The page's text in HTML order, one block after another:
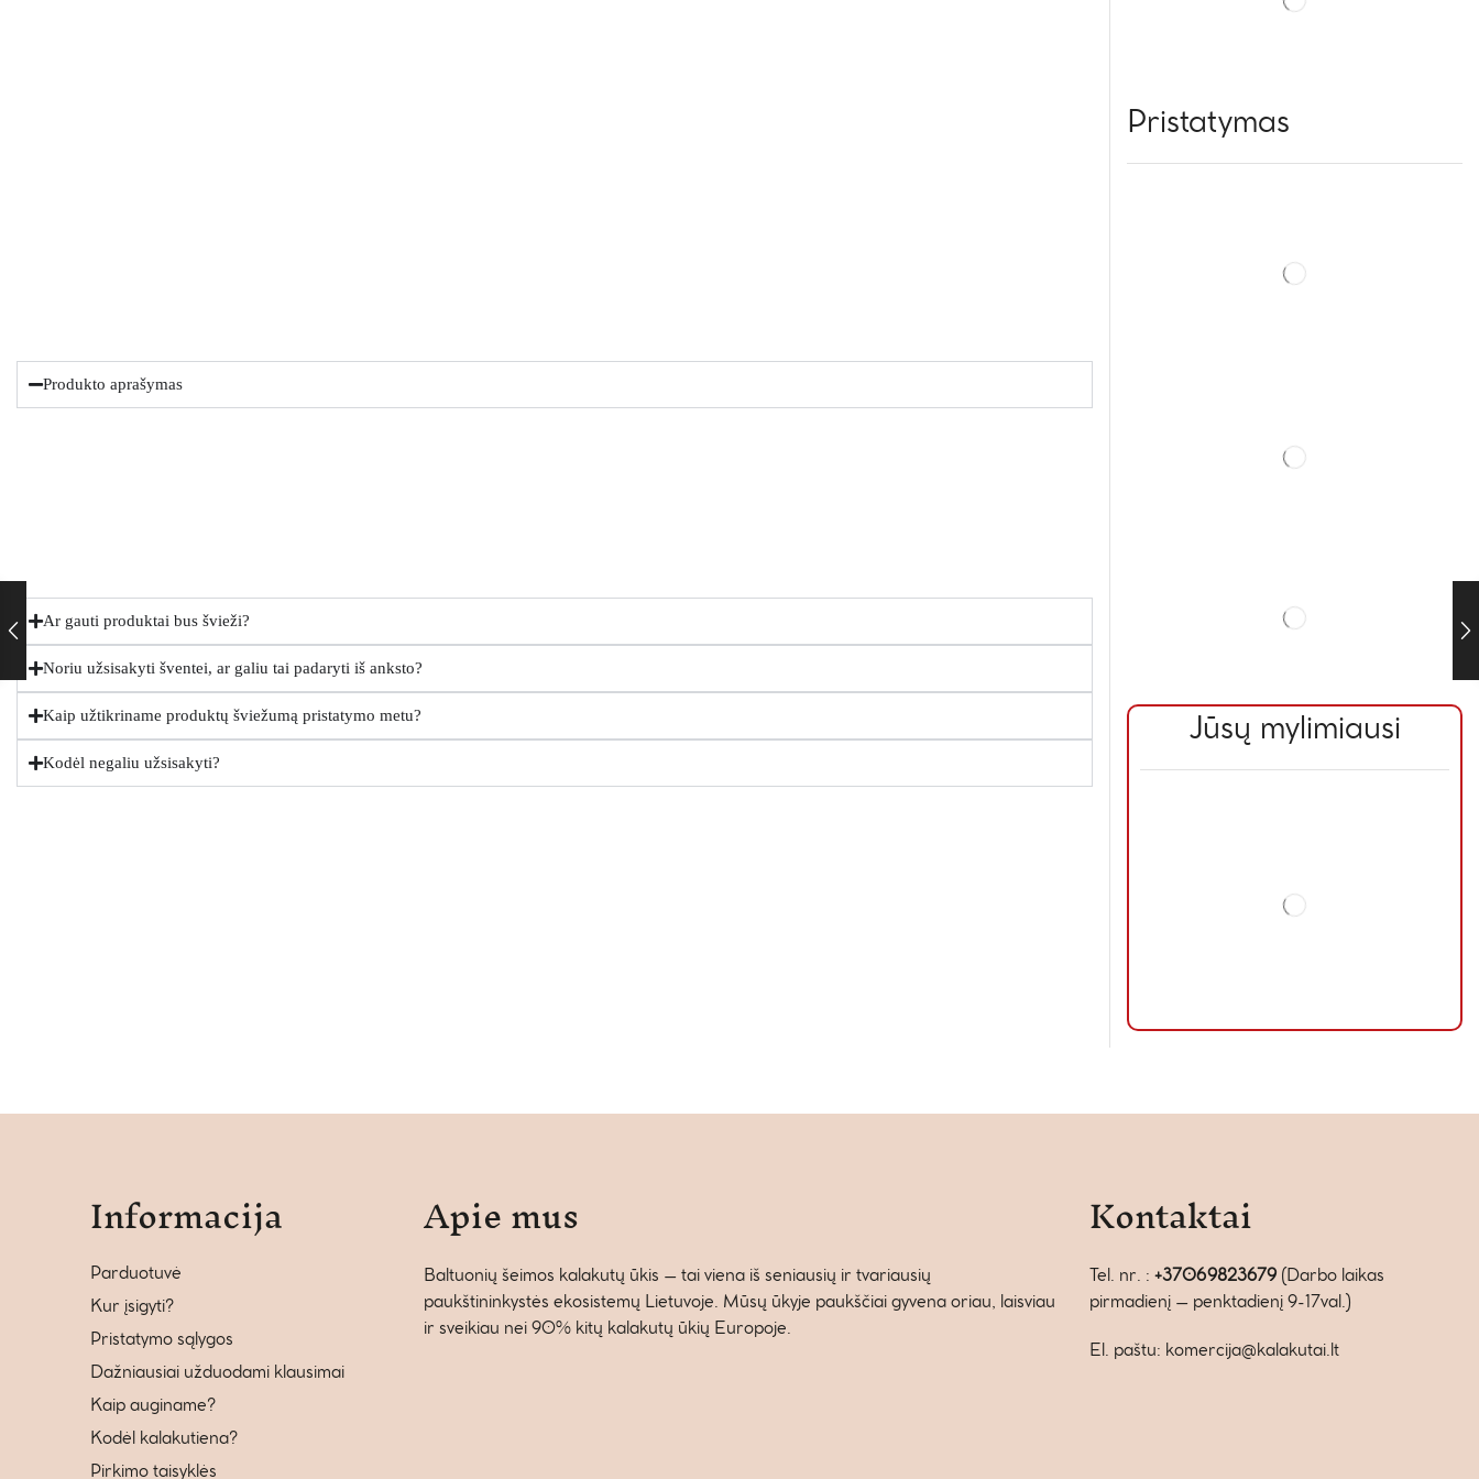
Produkto aprašymas
Ar gauti produktai bus švieži?
Noriu užsisakyti šventei, ar galiu tai padaryti iš anksto?
Kaip užtikriname produktų šviežumą pristatymo metu?
Kodėl negaliu užsisakyti?
Pristatymas
Jūsų mylimiausi
Informacija
Parduotuvė
Kur įsigyti?
Pristatymo sąlygos
Dažniausiai užduodami klausimai
Kaip auginame?
Kodėl kalakutiena?
Pirkimo taisyklės
Apie mus
Baltuonių šeimos kalakutų ūkis – tai viena iš seniausių ir tvariausių
paukštininkystės ekosistemų Lietuvoje. Mūsų ūkyje paukščiai gyvena oriau, laisviau
ir sveikiau nei 90% kitų kalakutų ūkių Europoje.
Kontaktai
Tel. nr. : +37069823679(Darbo laikas
pirmadienį – penktadienį 9-17val.)
El. paštu: komercija@kalakutai.lt